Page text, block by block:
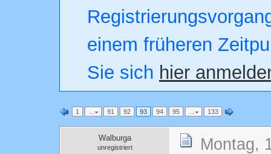
einem früheren
Sie sich hier
1 … 91 92 93 94 95 … 133
Walburga
unregistriert Montag,